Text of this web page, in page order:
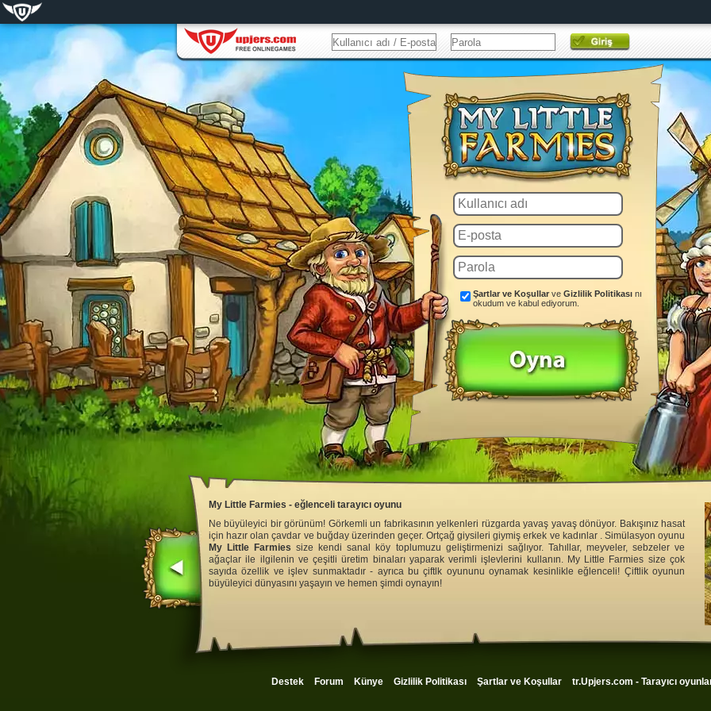
Şartlar ve Koşullar ve Gizlilik Politikası nı
okudum ve kabul ediyorum.
Destek Forum Künye Gizlilik Politikası Şartlar ve Koşullar tr.Upjers.com - Tarayıcı
My Little Farmies - eğlenceli tarayıcı oyunu
Ne büyüleyici bir görünüm! Görkemli un fabrikasının yelkenleri rüzgarda yavaş yavaş dönüyor. Bakışınız hasat
için hazır olan çavdar ve buğday üzerinden geçer. Ortçağ giysileri giymiş erkek ve kadınlar . Simülasyon oyunu
My Little Farmies size kendi sanal köy toplumuzu geliştirmenizi sağlıyor. Tahıllar, meyveler, sebzeler ve
ağaçlar ile ilgilenin ve çeşitli üretim binaları yaparak verimli işlevlerini kullanın. My Little Farmies size çok
sayıda özellik ve işlev sunmaktadır - ayrıca bu çiftlk oyununu oynamak kesinlikle eğlenceli! Çiftlik oyunun
büyüleyici dünyasını yaşayın ve hemen şimdi oynayın!